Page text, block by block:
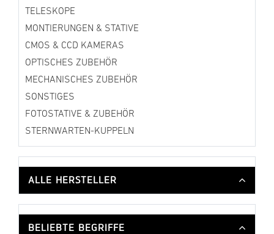
TELESKOPE
MONTIERUNGEN & STATIVE
CMOS & CCD KAMERAS
OPTISCHES ZUBEHÖR
MECHANISCHES ZUBEHÖR
SONSTIGES
FOTOSTATIVE & ZUBEHÖR
STERNWARTEN-KUPPELN
ALLE HERSTELLER
BELIEBTE BEGRIFFE